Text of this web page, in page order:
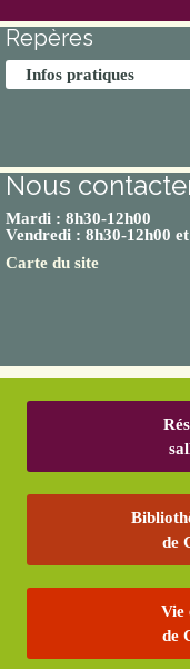
Repères
Infos pratiques
Nous
Mardi : 8h30-12h00
Vendredi : 8h30-12h00
Carte du site
de
Vie
de